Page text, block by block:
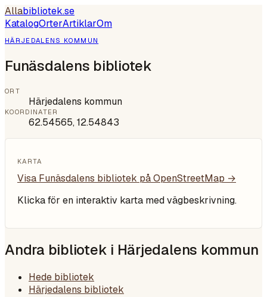
Allabibliotek.se
KatalogOrterArtiklarOm
HÄRJEDALENS KOMMUN
Funäsdalens bibliotek
ORT
Härjedalens kommun
KOORDINATER
62.54565,12.54843
KARTA
Visa Funäsdalens bibliotek på OpenStreetMap →
Klicka för en interaktiv karta med vägbeskrivning.
Andra bibliotek i Härjedalens kommun
Hede bibliotek
Härjedalens bibliotek